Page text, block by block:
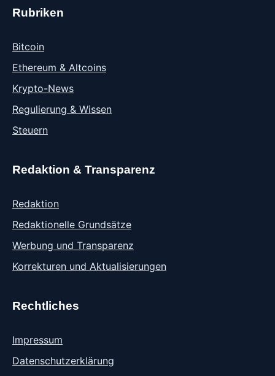
Rubriken
Bitcoin
Ethereum & Altcoins
Krypto-News
Regulierung & Wissen
Steuern
Redaktion & Transparenz
Redaktion
Redaktionelle Grundsätze
Werbung und Transparenz
Korrekturen und Aktualisierungen
Rechtliches
Impressum
Datenschutzerklärung